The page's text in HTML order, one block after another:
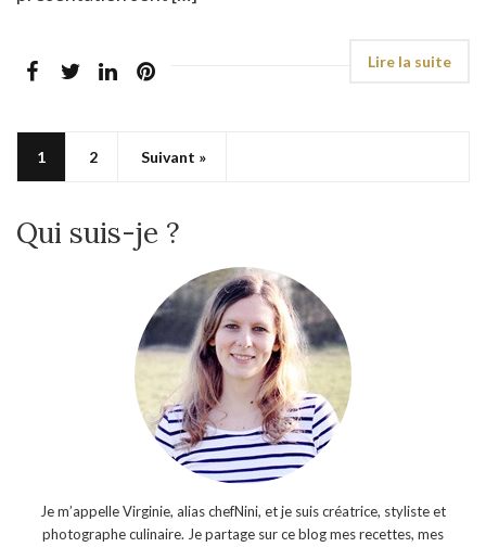
1 2 Suivant »
Qui suis-je ?
Je m’appelle Virginie, alias chefNini, et je suis créatrice, styliste et
photographe culinaire. Je partage sur ce blog mes recettes, mes